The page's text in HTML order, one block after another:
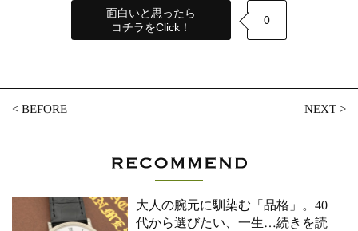
面白いと思ったら
コチラをClick！
0
<BEFORE NEXT>
大人の腕元に馴染む「品格」。40
代から選びたい、一生…続きを読